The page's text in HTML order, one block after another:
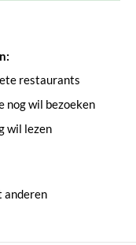
restaurants
nog wil bezoeken
wil lezen
anderen